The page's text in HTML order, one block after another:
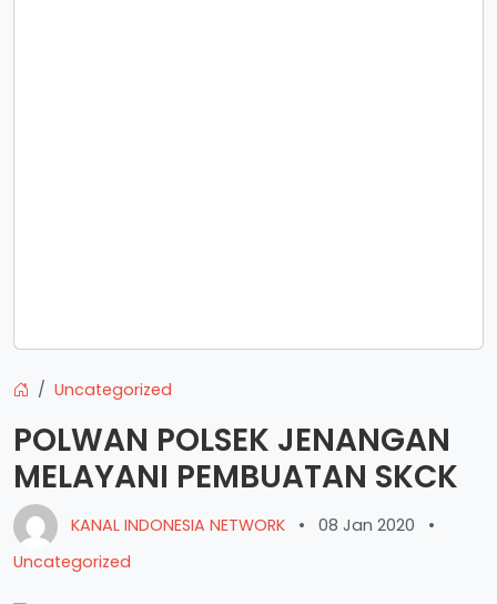
Uncategorized
POLWAN POLSEK JENANGAN
MELAYANI PEMBUATAN SKCK
KANAL INDONESIA NETWORK • 08 Jan 2020
•
Uncategorized